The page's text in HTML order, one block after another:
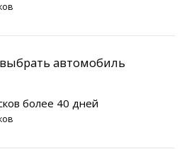
автомобиль
более 40 дней